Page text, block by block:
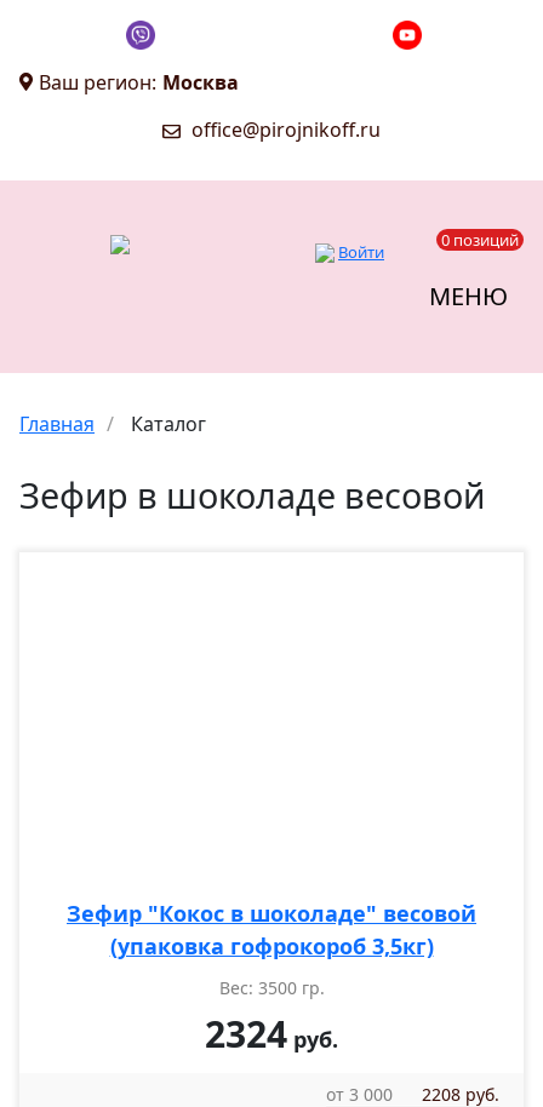
Ваш регион: Москва
office@pirojnikoff.ru
Войти
0 позиций
МЕНЮ
Главная / Каталог
Зефир в шоколаде весовой
Зефир "Кокос в шоколаде" весовой
(упаковка гофрокороб 3,5кг)
Вес: 3500 гр.
2324 руб.
от 3 000
2208 руб.